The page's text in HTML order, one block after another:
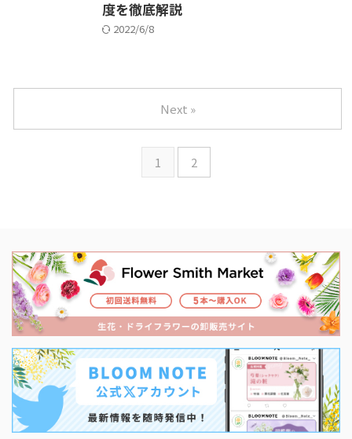
度を徹底解説
2022/6/8
1 2
Next »